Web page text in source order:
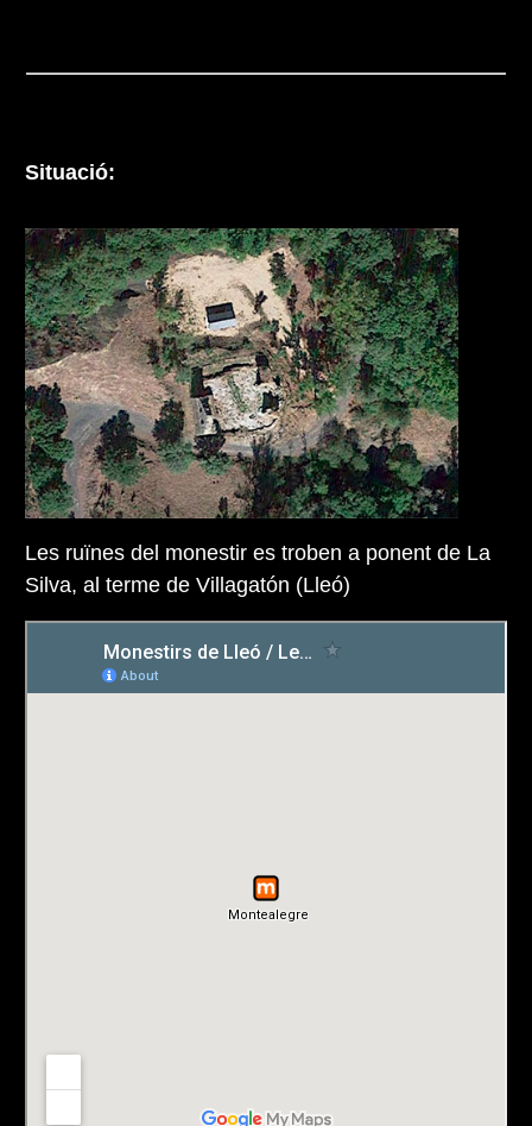
Situació:
Les ruïnes del monestir es troben a ponent de La
Silva, al terme de Villagatón (Lleó)